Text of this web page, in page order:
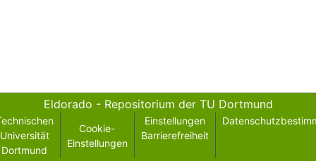
Eldorado - Repositorium der TU Dortmund
Universität
Dortmund
Cookie-
Einstellungen
Einstellungen
Barrierefreiheit